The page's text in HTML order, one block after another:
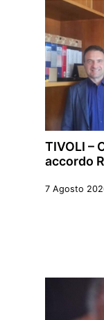
TIVOLI –
accordo
7 Agosto